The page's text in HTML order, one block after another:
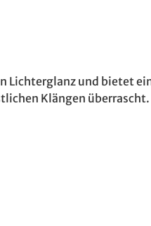
Lichterglanz und bietet
Klängen